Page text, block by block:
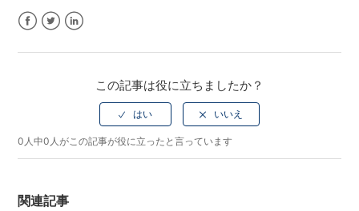
この記事は役に立ちましたか？
0人中0人がこの記事が役に立ったと言っています
関連記事